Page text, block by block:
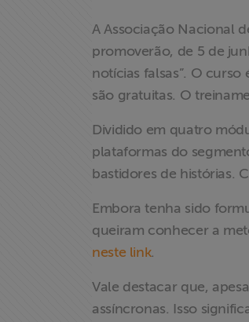
Liberdade de
Proteção Legal
Documentários
A Associação Nacional
promoverão, de 5 de
notícias falsas”. O
são gratuitas. O
Dividido em quatro
plataformas do
bastidores de histórias.
Embora tenha sido
queiram conhecer a
neste link.
Vale destacar que,
assíncronas. Isso